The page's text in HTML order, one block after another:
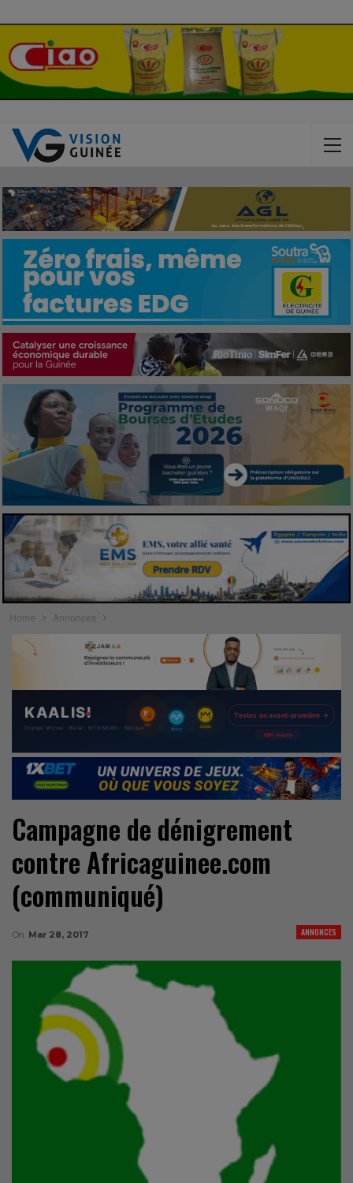
Home Annonces
Campagne de dénigrement
contre Africaguinee.com
(communiqué)
ANNONCES
On Mar 28, 2017